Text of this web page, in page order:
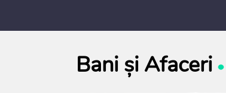
Bani și Afaceri